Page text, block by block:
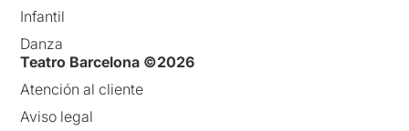
Infantil
Danza
Teatro Barcelona ©2026
Atención al cliente
Aviso legal